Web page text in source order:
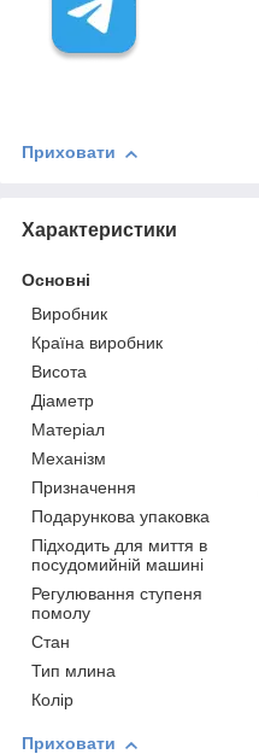
Приховати
Характеристики
Основні
Виробник
Країна виробник
Висота
Діаметр
Матеріал
Механізм
Призначення
Подарункова упаковка
Підходить для миття в
посудомийній машині
Регулювання ступеня
помолу
Стан
Тип млина
Колір
Приховати